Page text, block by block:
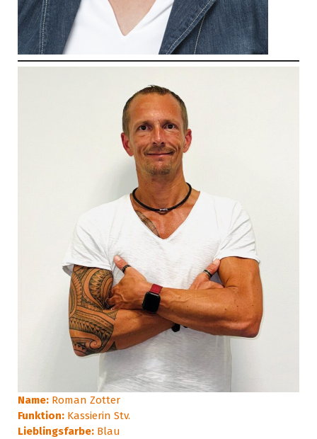
Name: Roman Zotter
Funktion: Kassierin Stv.
Lieblingsfarbe: Blau